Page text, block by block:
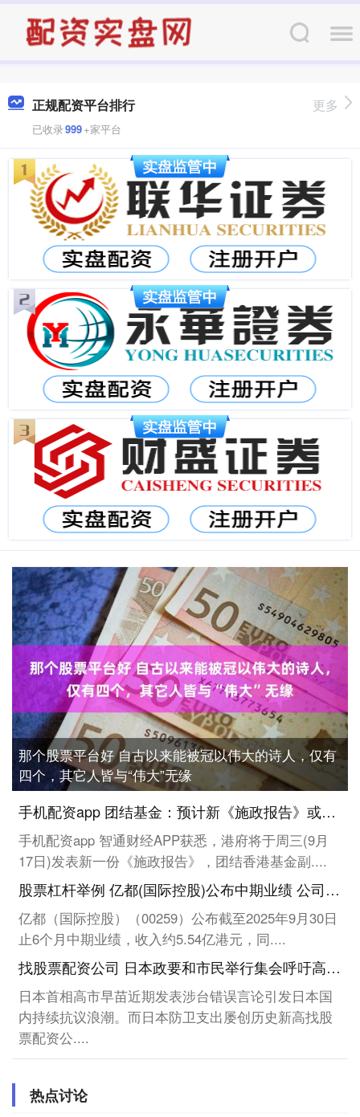
正规配资平台排行
已收录999+家平台
更多
那个股票平台好 自古以来能被冠以伟大的诗人，仅有
四个，其它人皆与“伟大”无缘
手机配资app 团结基金：预计新《施政报告》或降低香港住宅物业印花税?
手机配资app 智通财经APP获悉，港府将于周三(9月
17日)发表新一份《施政报告》，团结香港基金副....
股票杠杆举例 亿都(国际控股)公布中期业绩 公司拥有人应占溢利约12.18亿港元同比增长约11.55倍
亿都（国际控股）（00259）公布截至2025年9月30日
止6个月中期业绩，收入约5.54亿港元，同....
找股票配资公司 日本政要和市民举行集会呼吁高市撤回错误言论
日本首相高市早苗近期发表涉台错误言论引发日本国
内持续抗议浪潮。而日本防卫支出屡创历史新高找股
票配资公....
热点讨论